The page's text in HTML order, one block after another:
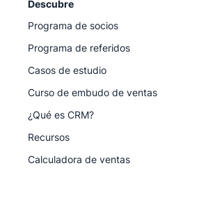
Descubre
Programa de socios
Programa de referidos
Casos de estudio
Curso de embudo de ventas
¿Qué es CRM?
Recursos
Calculadora de ventas